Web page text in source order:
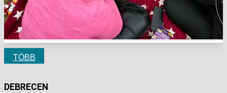
TÖBB
DEBRECEN